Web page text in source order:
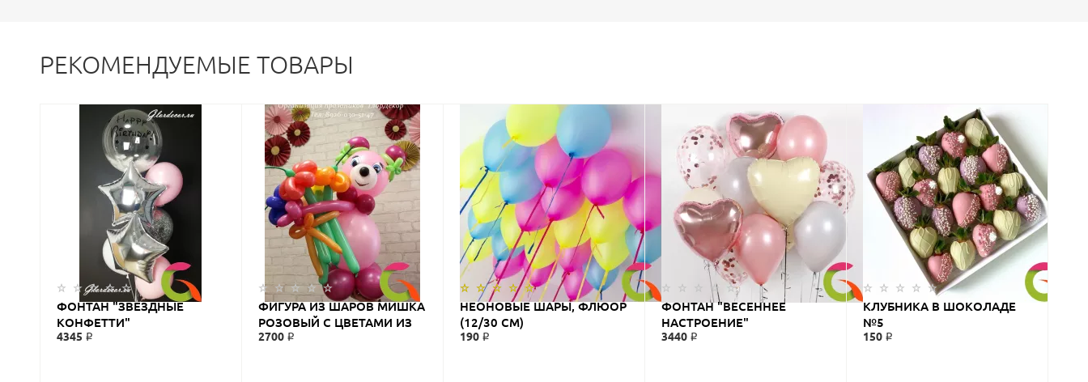
РЕКОМЕНДУЕМЫЕ ТОВАРЫ
ФОНТАН "ЗВЕЗДНЫЕ
КОНФЕТТИ"
4345 ₽
ФИГУРА ИЗ ШАРОВ МИШКА
РОЗОВЫЙ С ЦВЕТАМИ ИЗ
ШАРОВ
2700 ₽
НЕОНОВЫЕ ШАРЫ, ФЛЮОР
(12/30 СМ)
190 ₽
ФОНТАН "ВЕСЕННЕЕ
НАСТРОЕНИЕ"
3440 ₽
КЛУБНИКА В ШОКОЛАДЕ
№5
150 ₽